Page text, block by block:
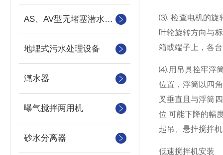
AS、AV型无堵塞潜水吸砂泵
地埋式污水处理设备
滗水器
曝气搅拌两用机
砂水分离器
⑶. 检查电机的旋
叶轮旋转方向与
箱或端子上，各
⑷.用吊具拴牢浮
位置，浮筒以四
叉垂直且与浮筒
位可能下降的幅
起吊、悬挂搅拌
低速搅拌机安装